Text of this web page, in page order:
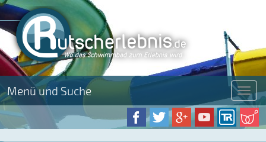
Menü und Suche Menü